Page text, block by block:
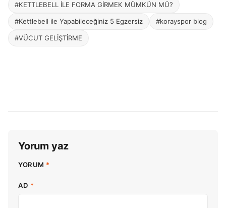
#KETTLEBELL İLE FORMA GİRMEK MÜMKÜN MÜ?
#Kettlebell ile Yapabileceğiniz 5 Egzersiz #korayspor blog
#VÜCUT GELİŞTİRME
Yorum yaz
YORUM *
AD *